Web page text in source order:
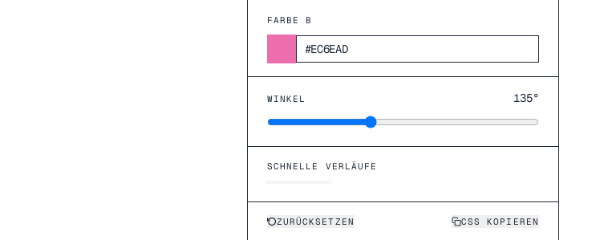
FARBE B
WINKEL 135°
SCHNELLE VERLÄUFE
ZURÜCKSETZEN CSS KOPIEREN